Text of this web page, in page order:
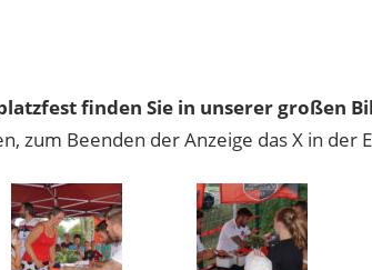
finden Sie in unserer großen
zum Beenden der Anzeige das X in der